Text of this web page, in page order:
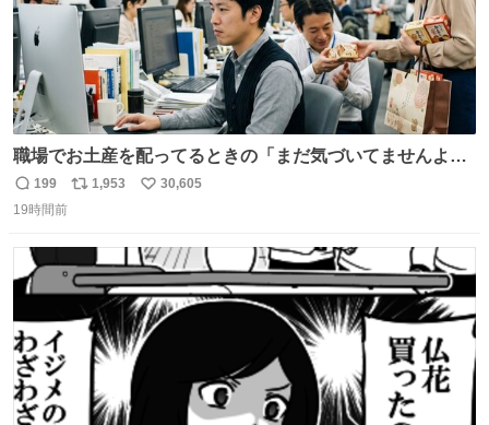
職場でお土産を配ってるときの「まだ気づいてませんよ」
的な演技が毎回シンドい。
返
信
199
リ
ト
数
1,953
い
数
30,605
19時間前